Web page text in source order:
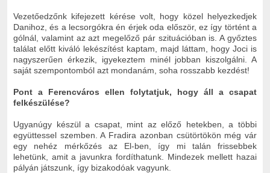
Vezetőedzőnk kifejezett kérése volt, hogy közel helyezkedjek
Danihoz, és a lecsorgókra én érjek oda először, ez így történt a
gólnál, valamint az azt megelőző pár szituációban is. A győztes
találat előtt kiváló lekészítést kaptam, majd láttam, hogy Joci is
nagyszerűen érkezik, igyekeztem minél jobban kiszolgálni. A
saját szempontomból azt mondanám, soha rosszabb kezdést!
Pont a Ferencváros ellen folytatjuk, hogy áll a csapat
felkészülése?
Ugyanúgy készül a csapat, mint az előző hetekben, a többi
együttessel szemben. A Fradira azonban csütörtökön még vár
egy nehéz mérkőzés az El-ben, így mi talán frissebbek
lehetünk, amit a javunkra fordíthatunk. Mindezek mellett hazai
pályán játszunk, így bizakodóak vagyunk.